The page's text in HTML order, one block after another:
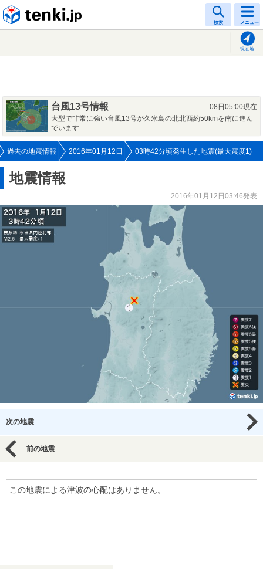
検索 メニュー
現在地
台風13号情報
08日05:00現在
大型で非常に強い台風13号が久米島の北北西約50kmを南に進ん
でいます
過去の地震情報 2016年01月12日 03時42分頃発生した地震(最大震度1)
地震情報
2016年01月12日03:46発表
次の地震
前の地震
この地震による津波の心配はありません。